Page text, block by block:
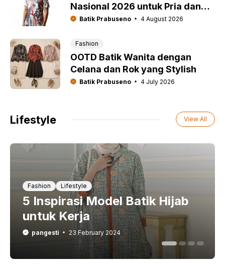
Nasional 2026 untuk Pria dan
Wanita
Batik Prabuseno 4 August 2026
Fashion
OOTD Batik Wanita dengan
Celana dan Rok yang Stylish
Batik Prabuseno 4 July 2026
Lifestyle View All
Fashion Lifestyle
5 Inspirasi Model Batik Hijab
untuk Kerja
pangesti 23 February 2024